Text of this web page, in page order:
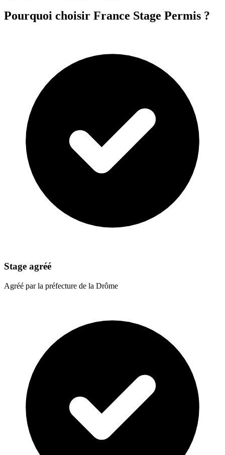
Pourquoi choisir France Stage Permis ?
Stage agréé
Agréé par la préfecture de la Drôme